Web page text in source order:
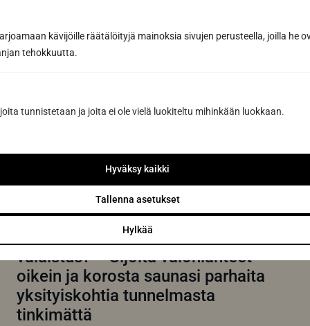
kävijöille räätälöityjä mainoksia sivujen perusteella, joilla he
tehokkuutta.
tunnistetaan ja joita ei ole vielä luokiteltu mihinkään luokkaan.
Hylkää
Tallenna asetukset
Hyväksy kaikki
joilla varmistat kotisi rentoutumispaikan pitkäikäisyyden
ja hygieenisyyden. Oikein...
Miten toteuttaa häikäisemätön sauna
valaistus? – Sijoita valonlähteet
oikein ja korosta saunasi parhaita
yksityiskohtia tunnelmasta
tinkimättä